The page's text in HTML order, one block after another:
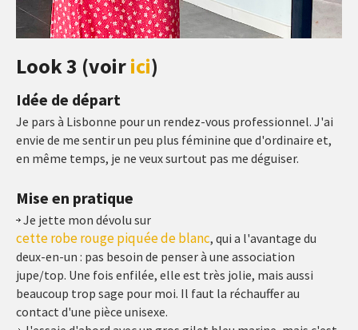
Look 3 (voirici)
Idée de départ
Je pars à Lisbonne pour un rendez-vous professionnel. J'ai
envie de me sentir un peu plus féminine que d'ordinaire et,
en même temps, je ne veux surtout pas me déguiser.
Mise en pratique
Je jette mon dévolu sur
cette robe rouge piquée de blanc, qui a l'avantage du
deux-en-un : pas besoin de penser à une association
jupe/top. Une fois enfilée, elle est très jolie, mais aussi
beaucoup trop sage pour moi. Il faut la réchauffer au
contact d'une pièce unisexe.